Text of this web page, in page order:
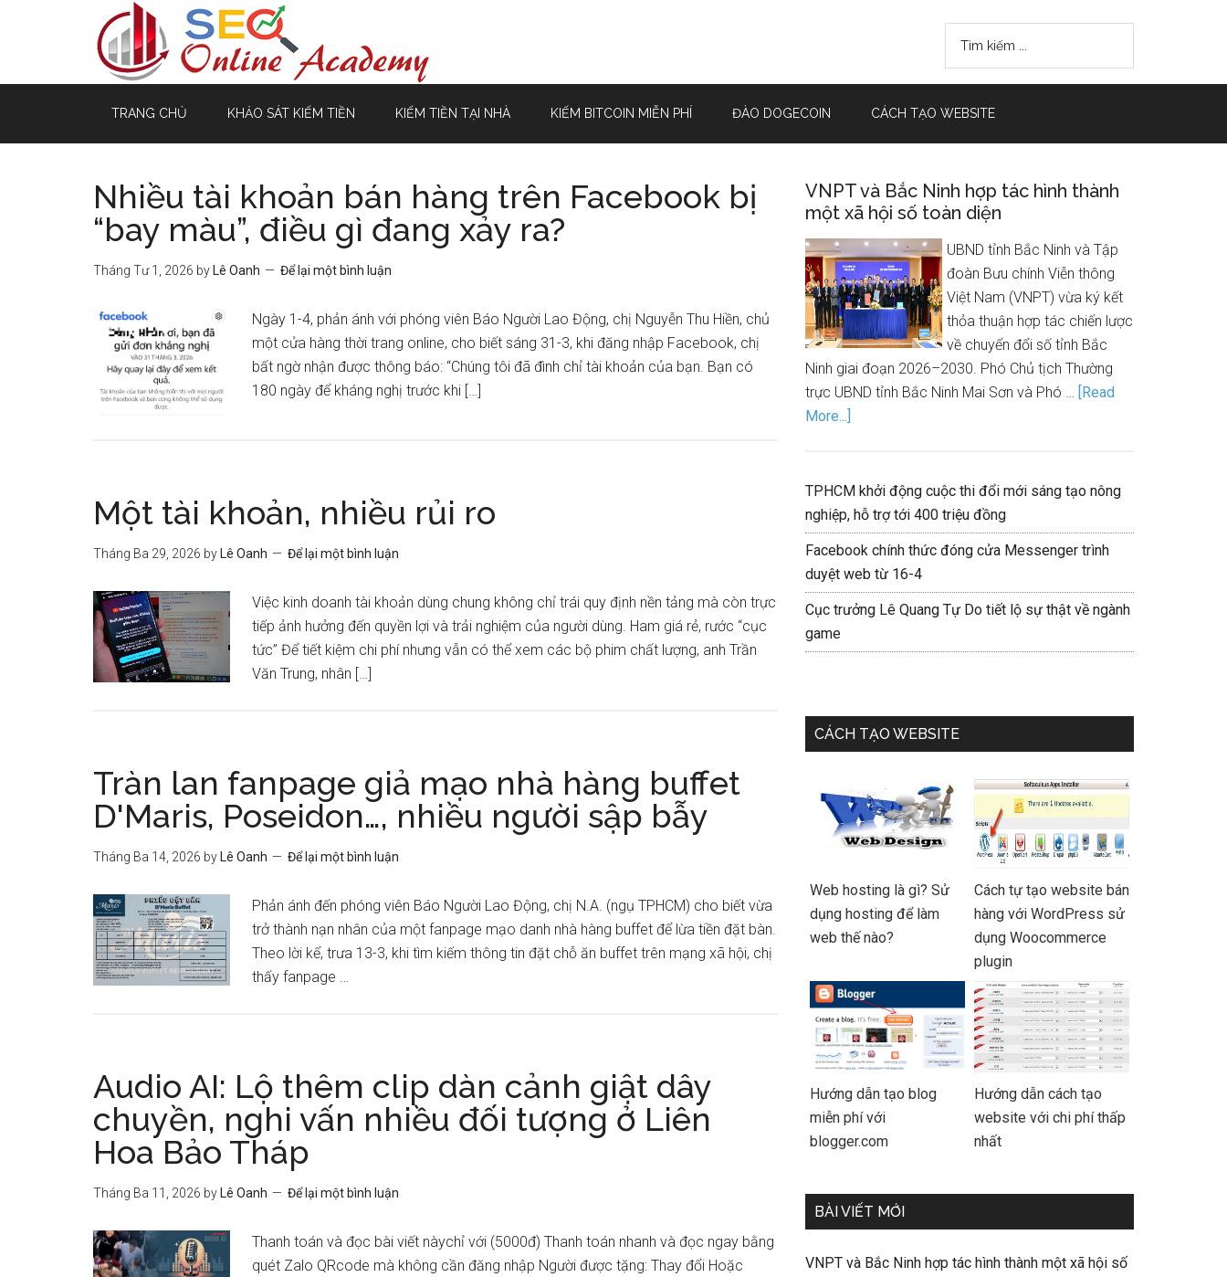
TRANG CHỦ KHẢO SÁT KIẾM TIỀN KIẾM TIỀN TẠI NHÀ KIẾM BITCOIN MIỄN PHÍ ĐÀO DOGECOIN CÁCH TẠO WEBSITE
Nhiều tài khoản bán hàng trên Facebook bị
“bay màu”, điều gì đang xảy ra?
Tháng Tư 1, 2026 by Lê Oanh Để lại một bình luận
Ngày 1-4, phản ánh với phóng viên Báo Người Lao Động, chị Nguyễn Thu Hiền, chủ
một cửa hàng thời trang online, cho biết sáng 31-3, khi đăng nhập Facebook, chị
bất ngờ nhận được thông báo: “Chúng tôi đã đình chỉ tài khoản của bạn. Bạn có
180 ngày để kháng nghị trước khi […]
Một tài khoản, nhiều rủi ro
Tháng Ba 29, 2026 by Lê Oanh Để lại một bình luận
Việc kinh doanh tài khoản dùng chung không chỉ trái quy định nền tảng mà còn trực
tiếp ảnh hưởng đến quyền lợi và trải nghiệm của người dùng. Ham giá rẻ, rước “cục
tức” Để tiết kiệm chi phí nhưng vẫn có thể xem các bộ phim chất lượng, anh Trần
Văn Trung, nhân […]
Tràn lan fanpage giả mạo nhà hàng buffet
D'Maris, Poseidon…, nhiều người sập bẫy
Tháng Ba 14, 2026 by Lê Oanh Để lại một bình luận
Phản ánh đến phóng viên Báo Người Lao Động, chị N.A. (ngụ TPHCM) cho biết vừa
trở thành nạn nhân của một fanpage mạo danh nhà hàng buffet để lừa tiền đặt bàn.
Theo lời kể, trưa 13-3, khi tìm kiếm thông tin đặt chỗ ăn buffet trên mạng xã hội, chị
thấy fanpage …
Audio AI: Lộ thêm clip dàn cảnh giật dây
chuyền, nghi vấn nhiều đối tượng ở Liên
Hoa Bảo Tháp
Tháng Ba 11, 2026 by Lê Oanh Để lại một bình luận
Thanh toán và đọc bài viết nàychỉ với (5000đ) Thanh toán nhanh và đọc ngay bằng
quét Zalo QRcode mà không cần đăng nhập Người được tặng: Thay đổi Hoặc
VNPT và Bắc Ninh hợp tác hình thành
một xã hội số toàn diện
UBND tỉnh Bắc Ninh và Tập
đoàn Bưu chính Viễn thông
Việt Nam (VNPT) vừa ký kết
thỏa thuận hợp tác chiến lược
về chuyển đổi số tỉnh Bắc
Ninh giai đoạn 2026–2030. Phó Chủ tịch Thường
trực UBND tỉnh Bắc Ninh Mai Sơn và Phó … [Read
More...]
TPHCM khởi động cuộc thi đổi mới sáng tạo nông
nghiệp, hỗ trợ tới 400 triệu đồng
Facebook chính thức đóng cửa Messenger trình
duyệt web từ 16-4
Cục trưởng Lê Quang Tự Do tiết lộ sự thật về ngành
game
CÁCH TẠO WEBSITE
Web hosting là gì? Sử
dụng hosting để làm
web thế nào?
Cách tự tạo website bán
hàng với WordPress sử
dụng Woocommerce
plugin
Hướng dẫn tạo blog
miễn phí với
blogger.com
Hướng dẫn cách tạo
website với chi phí thấp
nhất
BÀI VIẾT MỚI
VNPT và Bắc Ninh hợp tác hình thành một xã hội số